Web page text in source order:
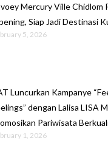
Mercury Ville Chidlom
Siap Jadi Destinasi
5, 2026
Luncurkan Kampanye
dengan Lalisa LISA
Pariwisata
1, 2026